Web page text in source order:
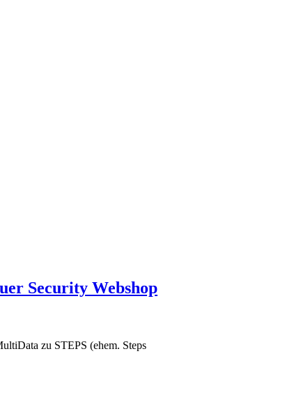
Security Webshop
zu STEPS (ehem. Steps